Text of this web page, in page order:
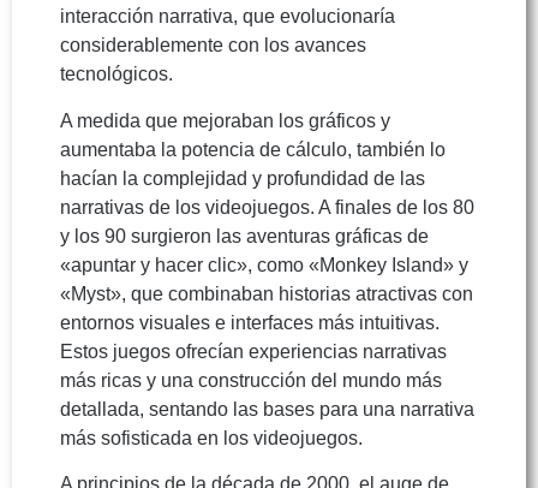
interacción narrativa, que evolucionaría
considerablemente con los avances
tecnológicos.
A medida que mejoraban los gráficos y
aumentaba la potencia de cálculo, también lo
hacían la complejidad y profundidad de las
narrativas de los videojuegos. A finales de los 80
y los 90 surgieron las aventuras gráficas de
«apuntar y hacer clic», como «Monkey Island» y
«Myst», que combinaban historias atractivas con
entornos visuales e interfaces más intuitivas.
Estos juegos ofrecían experiencias narrativas
más ricas y una construcción del mundo más
detallada, sentando las bases para una narrativa
más sofisticada en los videojuegos.